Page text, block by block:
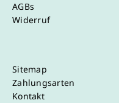
AGBs
Widerruf
Sitemap
Zahlungsarten
Kontakt